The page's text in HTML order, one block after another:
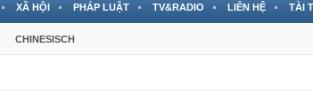
XÃ HỘI PHÁP LUẬT TV&RADIO LIÊN HỆ TÀI
CHINESISCH